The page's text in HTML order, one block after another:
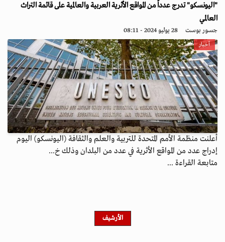
"اليونسكو" تدرج عدداً من المواقع الأثرية العربية والعالمية على قائمة التراث
العالمي
جسور بوست 28 يوليو 2024 - 08:11
أخبار
أعلنت منظمة الأمم المتحدة للتربية والعلم والثقافة (اليونسكو) اليوم
إدراج عدد من المواقع الأثرية في عدد من البلدان وذلك خ...
متابعة القراءة ...
الأرشيف